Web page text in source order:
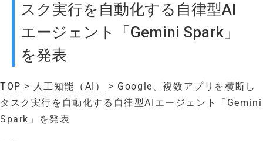
スク実行を自動化する自律型AI
エージェント「Gemini Spark」
を発表
TOP > 人工知能（AI）
> Google、複数アプリを横断し
タスク実行を自動化する自律型AIエージェント「Gemini
Spark」を発表